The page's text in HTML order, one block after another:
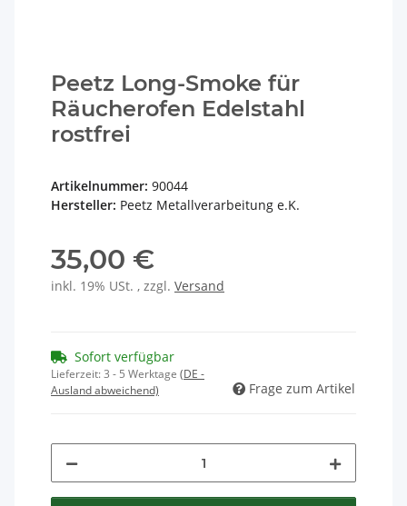
Peetz Long-Smoke für
Räucherofen Edelstahl
rostfrei
Artikelnummer: 90044
Hersteller: Peetz Metallverarbeitung e.K.
35,00 €
inkl. 19% USt. , zzgl. Versand
Sofort verfügbar
Lieferzeit:3 - 5 Werktage (DE -
Ausland abweichend)
Frage zum Artikel